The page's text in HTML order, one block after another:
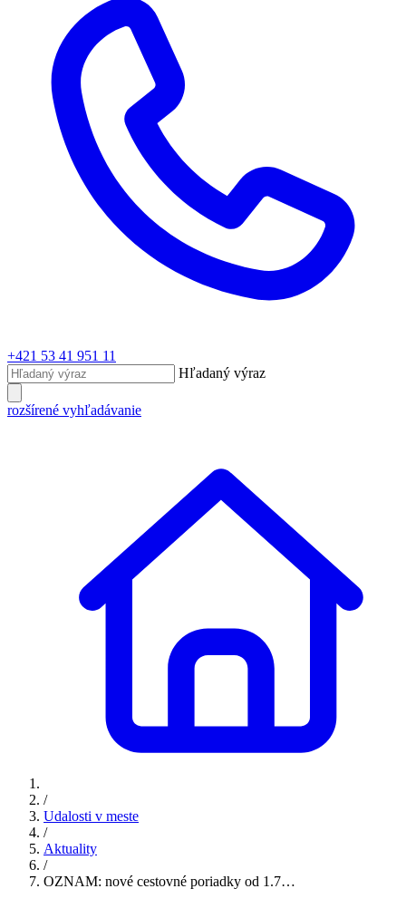
+421 53 41 951 11
Hľadaný výraz
rozšírené vyhľadávanie
/
Udalosti v meste
/
Aktuality
/
OZNAM: nové cestovné poriadky od 1.7…